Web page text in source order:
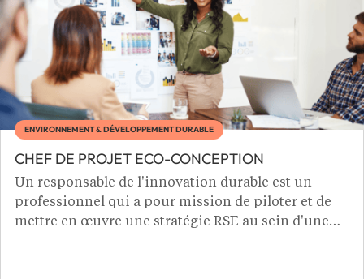
ENVIRONNEMENT & DÉVELOPPEMENT DURABLE
CHEF DE PROJET ECO-CONCEPTION
Un responsable de l'innovation durable est un
professionnel qui a pour mission de piloter et de
mettre en œuvre une stratégie RSE au sein d'une